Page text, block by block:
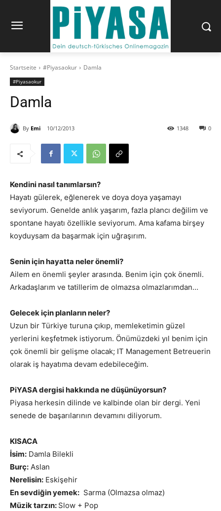
Startseite #Piyasaokur Damla
#Piyasaokur
Damla
By Emi 10/12/2013 0
1348
Kendini nasıl tanımlarsın?
Hayatı gülerek, eğlenerek ve doya doya yaşamayı
seviyorum. Genelde anlık yaşarım, fazla plancı değilim ve
spontane hayatı özellikle seviyorum. Ama kafama birşey
koyduysam da başarmak için uğraşırım.
Senin için hayatta neler önemli?
Ailem en önemli şeyler arasında. Benim için çok önemli.
Arkadaşlarım ve tatillerim de olmazsa olmazlarımdan…
Gelecek için planların neler?
Uzun bir Türkiye turuna çıkıp, memleketimin güzel
yerlerini keşfetmek istiyorum. Önümüzdeki yıl benim için
çok önemli bir gelişme olacak; IT Management Betreuerin
olarak iş hayatıma devam edebileceğim.
PiYASA dergisi hakkında ne düşünüyorsun?
Piyasa herkesin dilinde ve kalbinde olan bir dergi. Yeni
senede de başarılarının devamını diliyorum.
KISACA
İsim: Damla Bilekli
Burç: Aslan
Nerelisin: Eskişehir
En sevdiğin yemek: Sarma (Olmazsa olmaz)
Müzik tarzın: Slow + Pop